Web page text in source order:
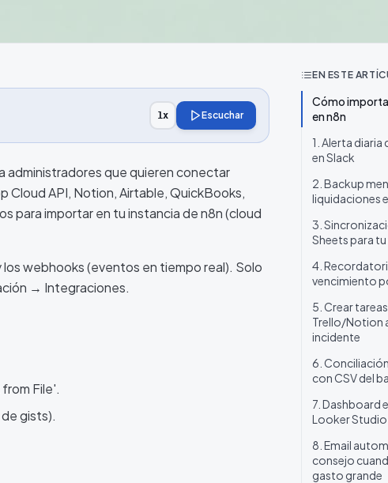
1x Escuchar
administradores que quieren conectar
Cloud API, Notion, Airtable, QuickBooks,
para importar en tu instancia de n8n (cloud
los webhooks (eventos en tiempo real). Solo
→ Integraciones.
File'.
gists).
EN ESTE
Cómo
en n8n
1. Alerta
en Slack
2. Backup
liquidaciones
3.
Sheets para
4.
vencimiento
5. Crear
Trello/Notion
incidente
6.
con CSV del
7. Dashboard
Looker Studio
8. Email
consejo
gasto grande